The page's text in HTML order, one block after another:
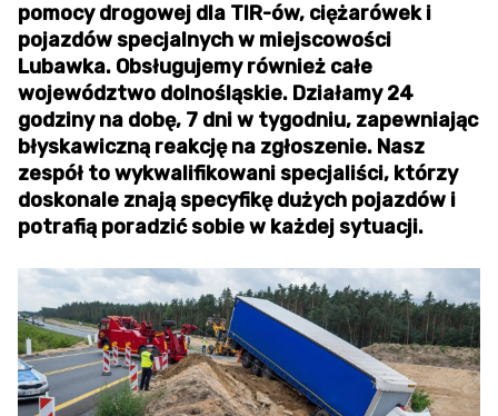
pomocy drogowej dla TIR-ów, ciężarówek i
pojazdów specjalnych w miejscowości
Lubawka. Obsługujemy również całe
województwo dolnośląskie. Działamy 24
godziny na dobę, 7 dni w tygodniu, zapewniając
błyskawiczną reakcję na zgłoszenie. Nasz
zespół to wykwalifikowani specjaliści, którzy
doskonale znają specyfikę dużych pojazdów i
potrafią poradzić sobie w każdej sytuacji.